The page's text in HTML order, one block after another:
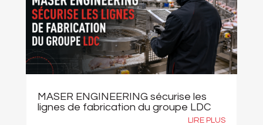
MASER ENGINEERING sécurise les
lignes de fabrication du groupe LDC
LIRE PLUS